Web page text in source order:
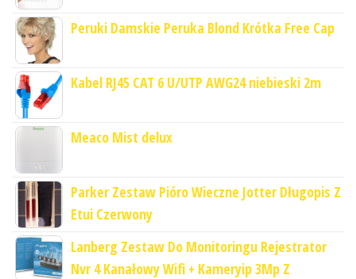
Peruki Damskie Peruka Blond Krótka Free Cap
Kabel RJ45 CAT 6 U/UTP AWG24 niebieski 2m
Meaco Mist delux
Parker Zestaw Pióro Wieczne Jotter Długopis Z
Etui Czerwony
Lanberg Zestaw Do Monitoringu Rejestrator
Nvr 4 Kanałowy Wifi + Kameryip 3Mp Z